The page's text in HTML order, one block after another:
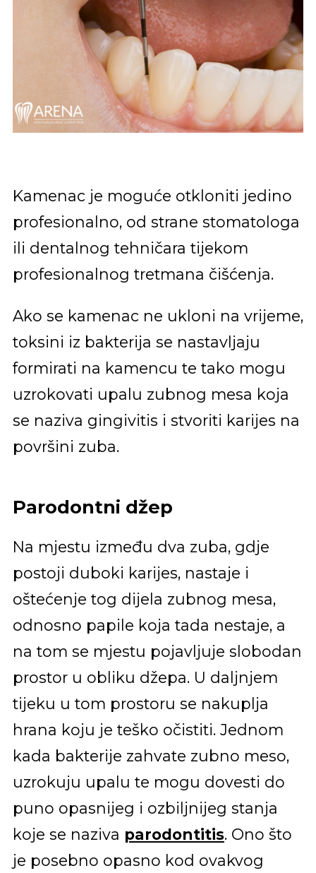
Kamenac je moguće otkloniti jedino
profesionalno, od strane stomatologa
ili dentalnog tehničara tijekom
profesionalnog tretmana čišćenja.
Ako se kamenac ne ukloni na vrijeme,
toksini iz bakterija se nastavljaju
formirati na kamencu te tako mogu
uzrokovati upalu zubnog mesa koja
se naziva gingivitis i stvoriti karijes na
površini zuba.
Parodontni džep
Na mjestu između dva zuba, gdje
postoji duboki karijes, nastaje i
oštećenje tog dijela zubnog mesa,
odnosno papile koja tada nestaje, a
na tom se mjestu pojavljuje slobodan
prostor u obliku džepa. U daljnjem
tijeku u tom prostoru se nakuplja
hrana koju je teško očistiti. Jednom
kada bakterije zahvate zubno meso,
uzrokuju upalu te mogu dovesti do
puno opasnijeg i ozbiljnijeg stanja
koje se naziva parodontitis. Ono što
je posebno opasno kod ovakvog